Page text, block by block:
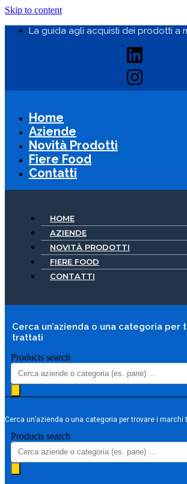
Skip to content
La guida agli acquisti dei prodotti a
Home
Aziende
Novità Prodotti
Fiere Food
Contatti
HOME
AZIENDE
NOVITÀ PRODOTTI
FIERE FOOD
CONTATTI
Cerca un’azienda o una categoria per
trattati
Products search
Cerca un’azienda o una categoria per trovare i marchi
Products search